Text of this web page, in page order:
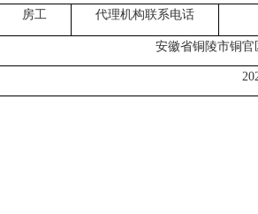
房工 代理机构联系电话
安徽省铜陵市铜